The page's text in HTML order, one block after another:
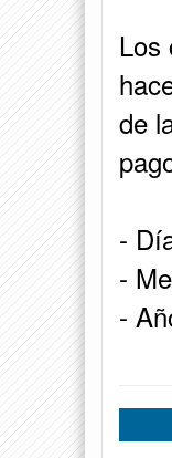
Los
de
-
-
-